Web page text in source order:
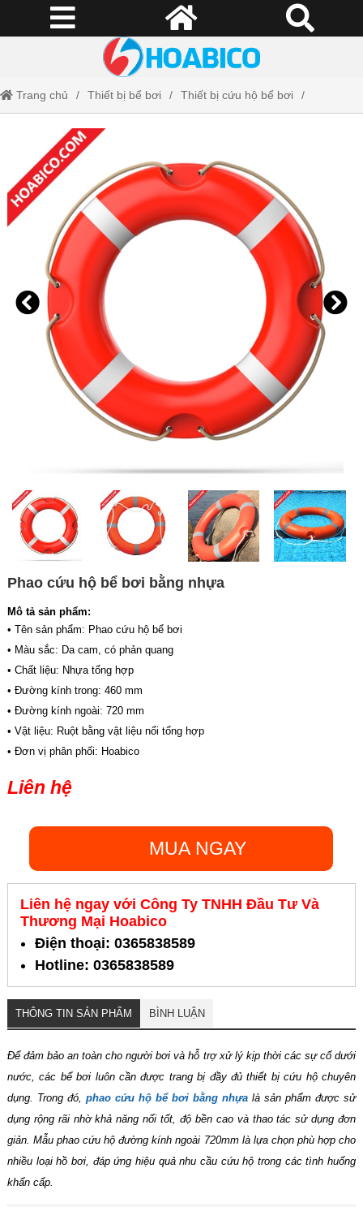
Trang chủ Thiết bị bể bơi Thiết bị cứu hộ bể bơi
Phao cứu hộ bể bơi bằng nhựa
Phao cứu hộ bể bơi bằng nhựa
Mô tả sản phẩm:
• Tên sản phẩm: Phao cứu hộ bể bơi
• Màu sắc: Da cam, có phản quang
• Chất liệu: Nhựa tổng hợp
• Đường kính trong: 460 mm
• Đường kính ngoài: 720 mm
• Vật liệu: Ruột bằng vật liệu nổi tổng hợp
• Đơn vị phân phối: Hoabico
Liên hệ
MUA NGAY
Liên hệ ngay với Công Ty TNHH Đầu Tư Và
Thương Mại Hoabico
Điện thoại: 0365838589
Hotline: 0365838589
THÔNG TIN SẢN PHẨM BÌNH LUẬN
Để đảm bảo an toàn cho người bơi và hỗ trợ xử lý kịp thời các sự cố dưới
nước, các bể bơi luôn cần được trang bị đầy đủ thiết bị cứu hộ chuyên
dụng. Trong đó, phao cứu hộ bể bơi bằng nhựa là sản phẩm được sử
dụng rộng rãi nhờ khả năng nổi tốt, độ bền cao và thao tác sử dụng đơn
giản. Mẫu phao cứu hộ đường kính ngoài 720mm là lựa chọn phù hợp cho
nhiều loại hồ bơi, đáp ứng hiệu quả nhu cầu cứu hộ trong các tình huống
khẩn cấp.